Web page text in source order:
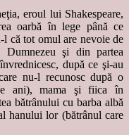
eroul lui Shakespeare,
oarbă în lege până ce
l că tot omul are nevoie de
şi din partea
după ce şi-au
nu-l recunosc după o
ani), mama şi fiica în
bătrânului cu barba albă
hanului lor (bătrânul care